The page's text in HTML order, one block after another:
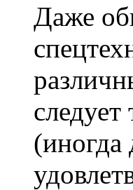
Даже
(иногда